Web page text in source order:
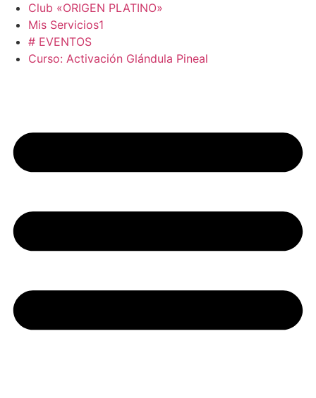
Club «ORIGEN PLATINO»
Mis Servicios1
# EVENTOS
Curso: Activación Glándula Pineal